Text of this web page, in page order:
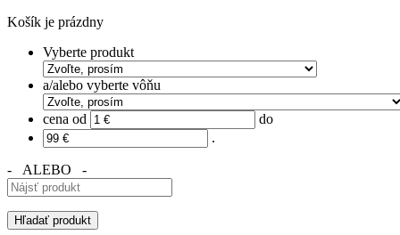
Košík je prázdny
Vyberte produkt
a/alebo vyberte vôňu
cena od
do
.
- ALEBO -